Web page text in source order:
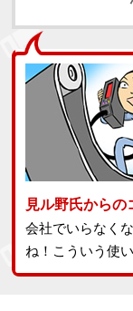
見ル野氏からの
会社でいらなく
ね！こういう使